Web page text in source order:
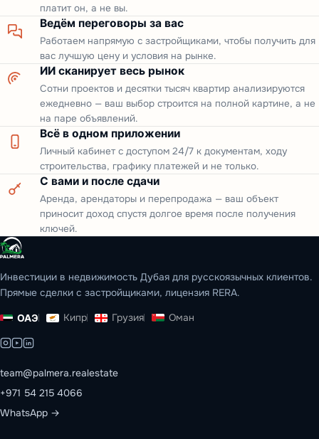
платит он, а не вы.
Ведём переговоры за вас
Работаем напрямую с застройщиками, чтобы получить для
вас лучшую цену и условия на рынке.
ИИ сканирует весь рынок
Сотни проектов и десятки тысяч квартир анализируются
ежедневно — ваш выбор строится на полной картине, а не
на паре объявлений.
Всё в одном приложении
Личный кабинет с доступом 24/7 к документам, ходу
строительства, графику платежей и не только.
С вами и после сдачи
Аренда, арендаторы и перепродажа — ваш объект
приносит доход спустя долгое время после получения
ключей.
Инвестиции в недвижимость Дубая для русскоязычных клиентов.
Прямые сделки с застройщиками, лицензия RERA.
ОАЭ Кипр Грузия Оман
team@palmera.realestate
+971 54 215 4066
WhatsApp →